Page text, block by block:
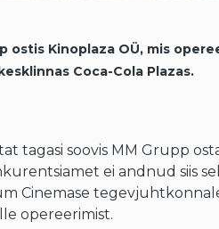
ostis Kinoplaza OÜ, mis
Coca-Cola Plazas.
tagasi soovis MM Grupp
ei andnud siis
Cinemase
opereerimist.